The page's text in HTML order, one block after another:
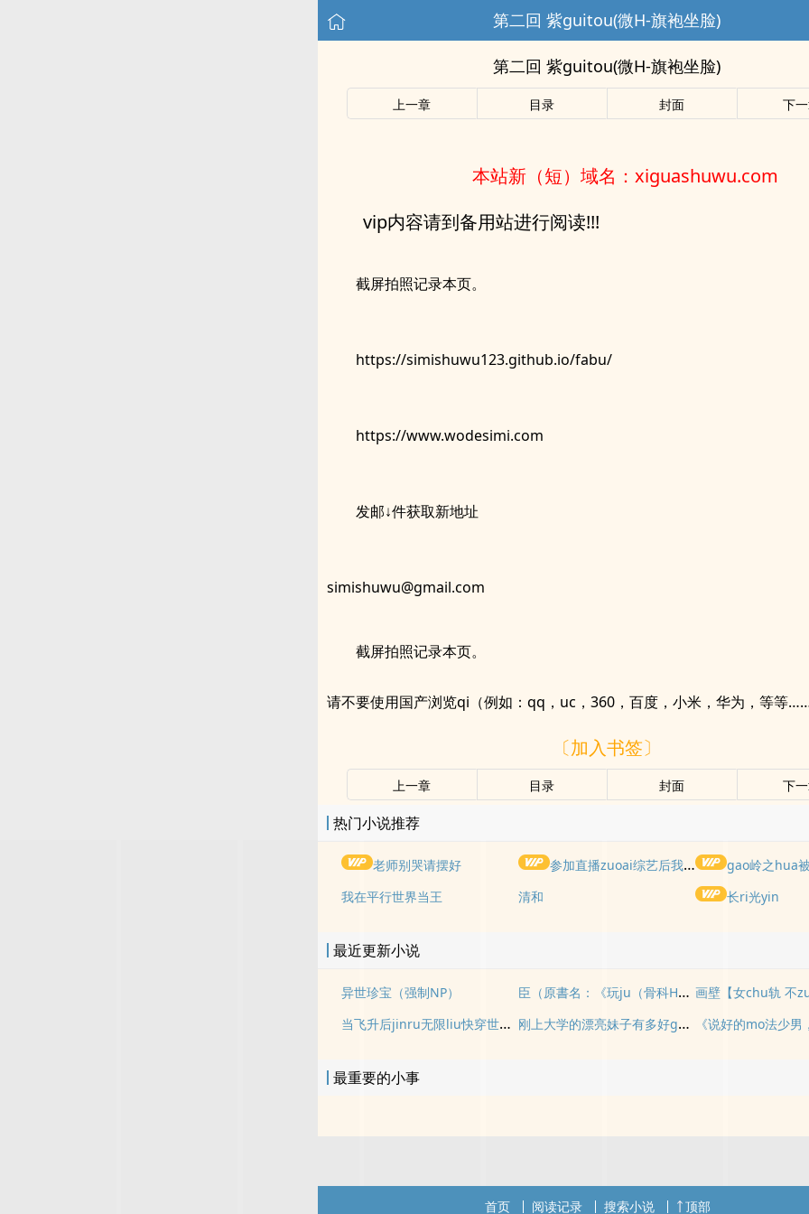
第二回 紫guitou(微H-旗袍坐脸)
第二回 紫guitou(微H-旗袍坐脸)
上一章 目录 封面 下
本站新（短）域名：xiguashuwu.com
vip内容请到备用站进行阅读!!!
截屏拍照记录本页。
https://simishuwu123.github.io/fabu/
https://www.wodesimi.com
发邮↓件获取新地址
simishuwu@gmail.com
截屏拍照记录本页。
请不要使用国产浏览qi（例如：qq，uc，360，百度，小米，华为，等等
〔加入书签〕
上一章 目录 封面 下
热门小说推荐
老师别哭请摆好 参加直播zuoai综艺后我火了(NPH)
gao岭之hua被
我在平行世界当王
清和 长ri光yin
最近更新小说
异世珍宝（强制NP） 臣（原書名：《玩ju（骨科H）》） 画壁【女chu轨 不
当飞升后jinru无限liu快穿世界NPH 刚上大学的漂亮妹子有多好gan：大一女生的校园rouyuri常 gaoh
最重要的小事
首页 阅读记录 搜索小说 顶部